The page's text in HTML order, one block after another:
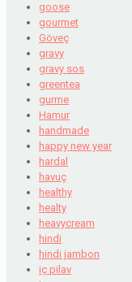
goose
gourmet
Göveç
gravy
gravy sos
greentea
gurme
Hamur
handmade
happy new year
hardal
havuç
healthy
healty
heavycream
hindi
hindi jambon
iç pilav